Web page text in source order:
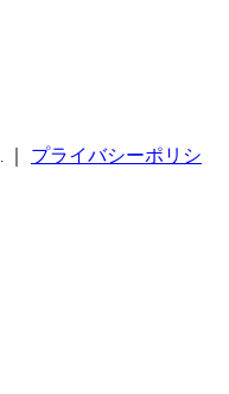
プライバシーポリシ